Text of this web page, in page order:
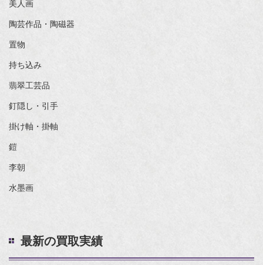
美人画
陶芸作品・陶磁器
置物
持ち込み
翡翠工芸品
釘隠し・引手
掛け軸・掛軸
鎧
李朝
水墨画
最新の買取実績